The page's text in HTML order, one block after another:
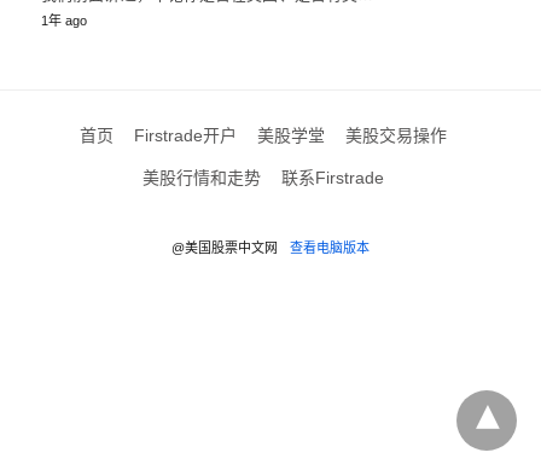
1年 ago
首页 Firstrade开户 美股学堂 美股交易操作
美股行情和走势 联系Firstrade
@美国股票中文网 查看电脑版本